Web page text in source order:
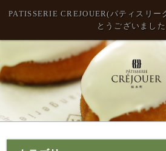
PATISSERIE CREJOUER(パティスリ
とうございました